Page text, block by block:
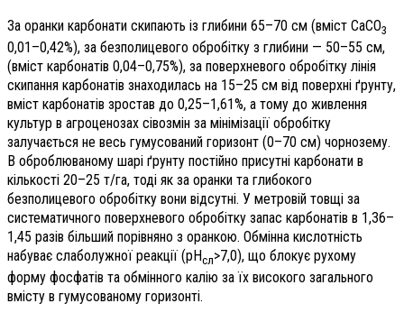
За оранки карбонати скипають із глибини 65–70 см (вміст СаСО3
0,01–0,42%), за безполицевого обробітку з глибини — 50–55 см,
(вміст карбонатів 0,04–0,75%), за поверхневого обробітку лінія
скипання карбонатів знаходилась на 15–25 см від поверхні ґрунту,
вміст карбонатів зростав до 0,25–1,61%, а тому до живлення
культур в агроценозах сівозмін за мінімізації обробітку
залучається не весь гумусований горизонт (0–70 см) чорнозему.
В оброблюваному шарі ґрунту постійно присутні карбонати в
кількості 20–25 т/га, тоді як за оранки та глибокого
безполицевого обробітку вони відсутні. У метровій товщі за
систематичного поверхневого обробітку запас карбонатів в 1,36–
1,45 разів більший порівняно з оранкою. Обмінна кислотність
набуває слаболужної реакції (рНсл>7,0), що блокує рухому
форму фосфатів та обмінного калію за їх високого загального
вмісту в гумусованому горизонті.